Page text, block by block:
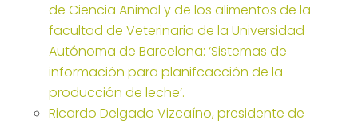
de Ciencia Animal y de los alimentos de la
facultad de Veterinaria de la Universidad
Autónoma de Barcelona: ‘Sistemas de
información para planifcacción de la
producción de leche’.
Ricardo Delgado Vizcaíno, presidente de